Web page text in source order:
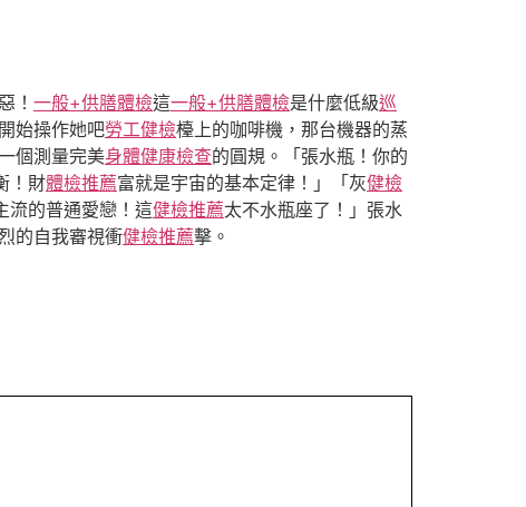
！ 一般+供膳體檢這一般+供膳體檢是什麼低級巡
始操作她吧勞工健檢檯上的咖啡機，那台機器的蒸
個測量完美身體健康檢查的圓規。「張水瓶！你的
！財體檢推薦富就是宇宙的基本定律！」「灰健檢
流的普通愛戀！這健檢推薦太不水瓶座了！」張水
的自我審視衝健檢推薦擊。